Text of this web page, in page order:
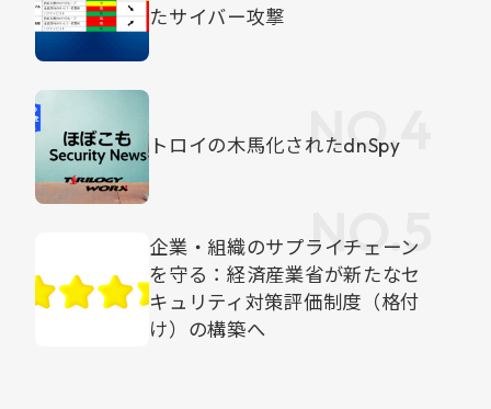
たサイバー攻撃
トロイの木馬化されたdnSpy
企業・組織のサプライチェーン
を守る：経済産業省が新たなセ
キュリティ対策評価制度（格付
け）の構築へ